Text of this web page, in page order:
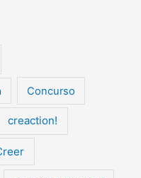
Concurso
creaction!